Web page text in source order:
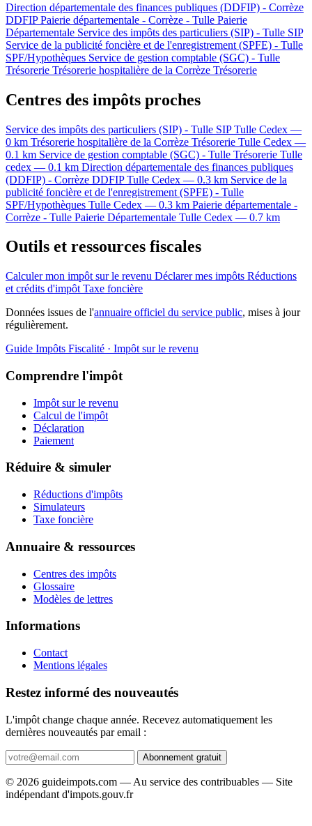
Direction départementale des finances publiques (DDFIP) - Corrèze
DDFIP Paierie départementale - Corrèze - Tulle Paierie
Départementale Service des impôts des particuliers (SIP) - Tulle SIP
Service de la publicité foncière et de l'enregistrement (SPFE) - Tulle
SPF/Hypothèques Service de gestion comptable (SGC) - Tulle
Trésorerie Trésorerie hospitalière de la Corrèze Trésorerie
Centres des impôts proches
Service des impôts des particuliers (SIP) - Tulle SIP Tulle Cedex —
0 km Trésorerie hospitalière de la Corrèze Trésorerie Tulle Cedex —
0.1 km Service de gestion comptable (SGC) - Tulle Trésorerie Tulle
cedex — 0.1 km Direction départementale des finances publiques
(DDFIP) - Corrèze DDFIP Tulle Cedex — 0.3 km Service de la
publicité foncière et de l'enregistrement (SPFE) - Tulle
SPF/Hypothèques Tulle Cedex — 0.3 km Paierie départementale -
Corrèze - Tulle Paierie Départementale Tulle Cedex — 0.7 km
Outils et ressources fiscales
Calculer mon impôt sur le revenu Déclarer mes impôts Réductions
et crédits d'impôt Taxe foncière
Données issues de l'annuaire officiel du service public, mises à jour
régulièrement.
Guide Impôts Fiscalité · Impôt sur le revenu
Comprendre l'impôt
Impôt sur le revenu
Calcul de l'impôt
Déclaration
Paiement
Réduire & simuler
Réductions d'impôts
Simulateurs
Taxe foncière
Annuaire & ressources
Centres des impôts
Glossaire
Modèles de lettres
Informations
Contact
Mentions légales
Restez informé des nouveautés
L'impôt change chaque année. Recevez automatiquement les
dernières nouveautés par email :
Abonnement gratuit
© 2026 guideimpots.com — Au service des contribuables — Site
indépendant d'impots.gouv.fr